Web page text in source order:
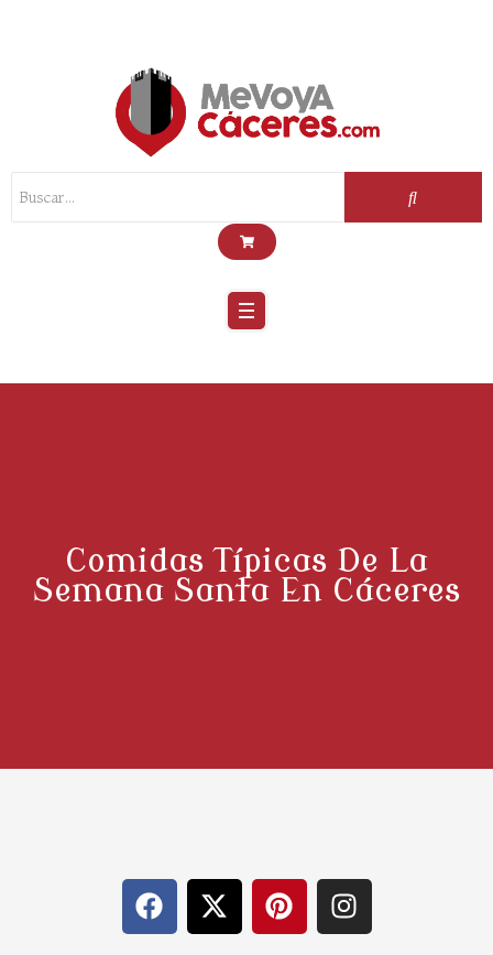
Comidas Típicas De La
Semana Santa En Cáceres
F
a
X
-
P
i
I
n